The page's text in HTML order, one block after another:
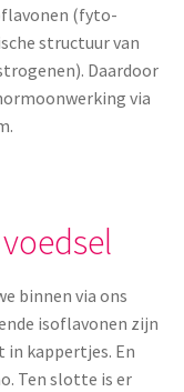
(fyto-
structuur van
Daardoor
via
binnen via ons
isoflavonen zijn
in kappertjes. En
Ten slotte is er